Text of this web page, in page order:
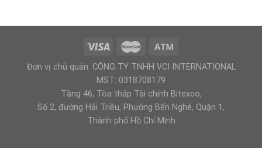
Đơn vị chủ quản: CÔNG TY TNHH VCI INTERNATIONAL
MST: 0318708179
Tầng 46, Tòa tháp Tài chính Bitexco,
Số 2, đường Hải Triều, Phường Bến Nghé, Quận 1,
Thành phố Hồ Chí Minh